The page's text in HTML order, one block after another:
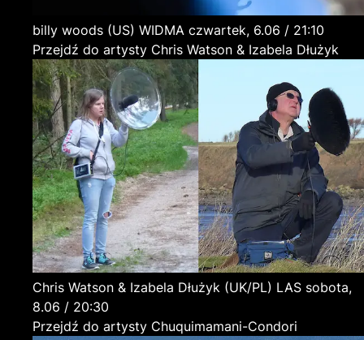
billy woods (US) WIDMA
czwartek, 6.06 / 21:10
Przejdź do artysty Chris Watson & Izabela Dłużyk
Chris Watson & Izabela Dłużyk (UK/PL) LAS sobota,
8.06 / 20:30
Przejdź do artysty Chuquimamani-Condori